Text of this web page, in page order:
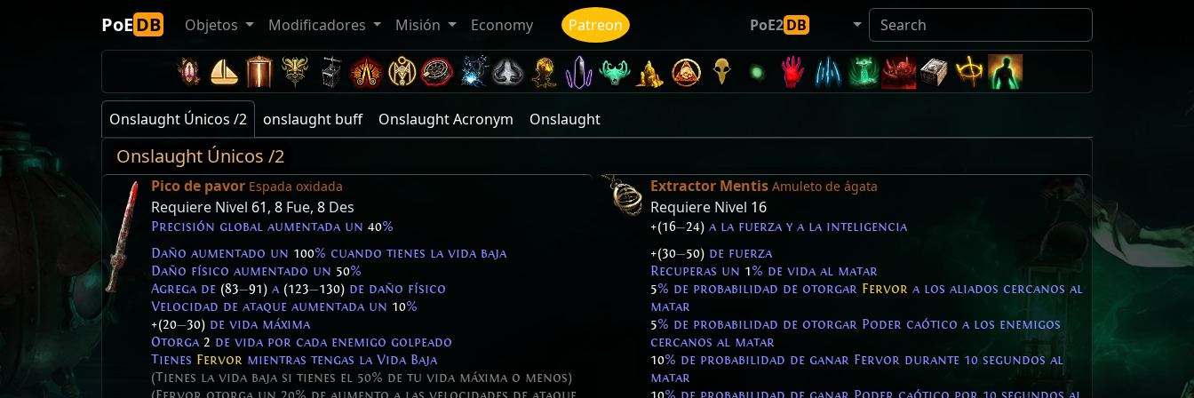
PoEDB Objetos Modificadores Misión Economy Patreon PoE2DB
Onslaught Únicos /2 onslaught buff Onslaught Acronym Onslaught
Onslaught Únicos /2
Pico de pavor Espada oxidada
Requiere Nivel 61, 8 Fue, 8 Des
Precisión global aumentada un 40%
Daño aumentado un 100% cuando tienes la vida baja
Daño físico aumentado un 50%
Agrega de (83—91) a (123—130) de daño físico
Velocidad de ataque aumentada un 10%
+(20—30) de vida máxima
Otorga 2 de vida por cada enemigo golpeado
Tienes Fervor mientras tengas la Vida Baja
(Tienes la vida baja si tienes el 50% de tu vida máxima o menos)
Extractor Mentis Amuleto de ágata
Requiere Nivel 16
+(16—24) a la fuerza y a la inteligencia
+(30—50) de fuerza
Recuperas un 1% de vida al matar
5% de probabilidad de otorgar Fervor a los aliados cercanos al
matar
5% de probabilidad de otorgar Poder caótico a los enemigos
cercanos al matar
10% de probabilidad de ganar Fervor durante 10 segundos al
matar